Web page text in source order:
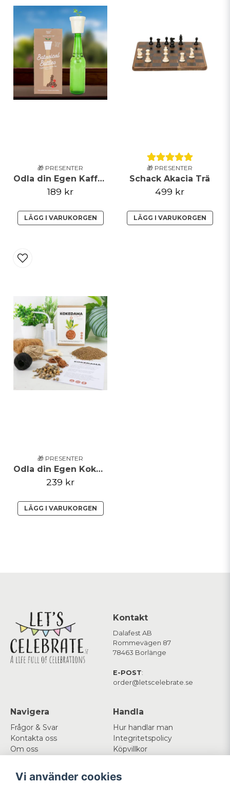
🎁 PRESENTER
Odla din Egen Kaffe i Flaska
189 kr
LÄGG I VARUKORGEN
🎁 PRESENTER
Schack Akacia Trä
499 kr
LÄGG I VARUKORGEN
🎁 PRESENTER
Odla din Egen Kokedama
239 kr
LÄGG I VARUKORGEN
Kontakt
Dalafest AB
Rommevägen 87
78463 Borlänge
E-POST:
order@letscelebrate.se
Navigera
Frågor & Svar
Kontakta oss
Om oss
Handla
Hur handlar man
Integritetspolicy
Köpvillkor
Mitt konto Följ oss
Vi använder cookies